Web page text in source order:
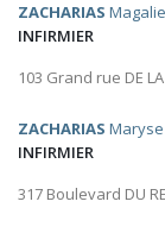
ZACHARIAS Magalie
INFIRMIER
103 Grand rue DE
ZACHARIAS Maryse
INFIRMIER
317 Boulevard DU